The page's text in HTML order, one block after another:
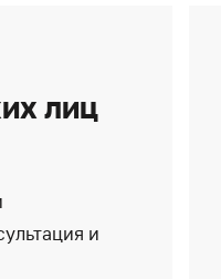
лиц
и